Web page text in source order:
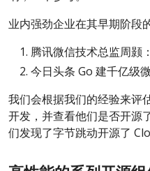
业内强劲企业在其早期阶段
腾讯微信技术总监周颢
今日头条 Go 建千亿级
我们会根据我们的经验来评
开发，并查看他们是否开源
们发现了字节跳动开源了